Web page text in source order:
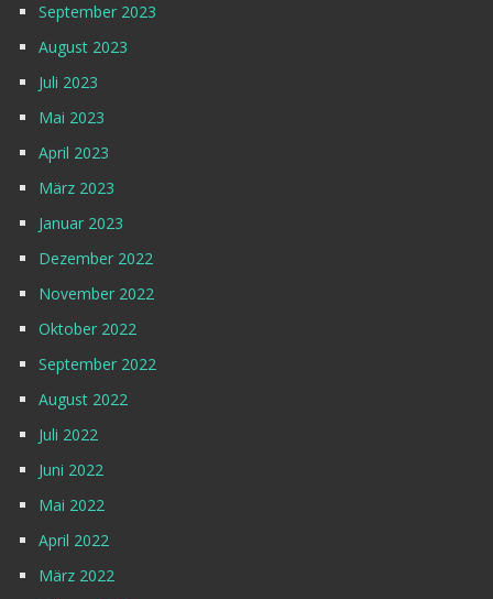
September 2023
August 2023
Juli 2023
Mai 2023
April 2023
März 2023
Januar 2023
Dezember 2022
November 2022
Oktober 2022
September 2022
August 2022
Juli 2022
Juni 2022
Mai 2022
April 2022
März 2022